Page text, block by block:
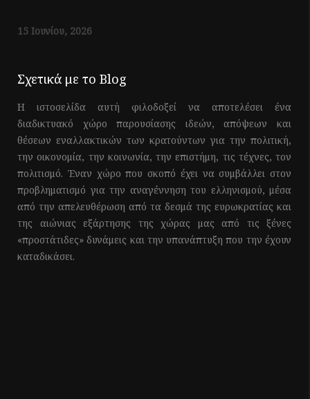
15 Ιουνίου, 2026
Σχετικά με το Blog
Η ιστοσελίδα αυτή φιλοδοξεί να αποτελέσει ένα
διαδικτυακό χώρο παρουσίασης ιδεών, απόψεων και
θέσεων εναλλακτικών των κρατούντων για την πολιτική,
την οικονομία, την κοινωνία, την επιστήμη, τις τέχνες, τον
πολιτισμό. Έναν χώρο που σκοπό έχει να συμβάλλει στον
προβληματισμό για την αναγέννηση του ελληνισμού, μέσα
από την απελευθέρωση από τα δεσμά της ευρωκρατίας και
της αιώνιας εξάρτησης της χώρας μας από τις ξένες
«προστάτιδες» δυνάμεις και την υπανάπτυξη που την έχουν
καταδικάσει.